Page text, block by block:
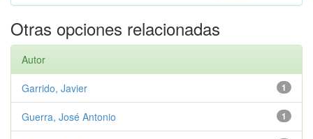
Otras opciones relacionadas
Autor
1
Garrido, Javier
1
Guerra, José Antonio